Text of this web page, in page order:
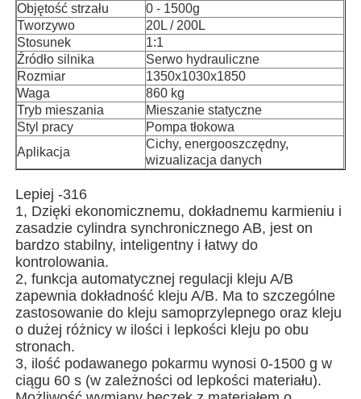
Dom
Produkty
O nas
Objętość strzału
0 - 1500g
Tworzywo
20L / 200L
Stosunek
1:1
Źródło silnika
Serwo hydrauliczne
Rozmiar
1350x1030x1850
Waga
860 kg
Tryb mieszania
Mieszanie statyczne
Styl pracy
Pompa tłokowa
Aplikacja
Cichy, energooszczędny,
wizualizacja danych
Lepiej -316
1, Dzięki ekonomicznemu, dokładnemu karmieniu i
zasadzie cylindra synchronicznego AB, jest on
bardzo stabilny, inteligentny i łatwy do
kontrolowania.
2, funkcja automatycznej regulacji kleju A/B
zapewnia dokładność kleju A/B. Ma to szczególne
zastosowanie do kleju samoprzylepnego oraz kleju
o dużej różnicy w ilości i lepkości kleju po obu
stronach.
3, ilość podawanego pokarmu wynosi 0-1500 g w
ciągu 60 s (w zależności od lepkości materiału).